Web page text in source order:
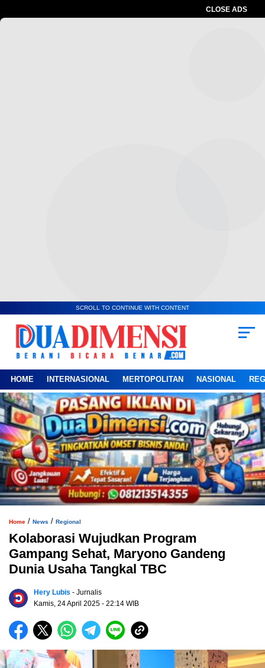
CLOSE ADS
SCROLL TO CONTINUE WITH CONTENT
HOME INTERNASIONAL MERTOPOLITAN NASIONAL
Home / News / Regional
Kolaborasi Wujudkan Program
Gampang Sehat, Maryono Gandeng
Dunia Usaha Tangkal TBC
Hery Lubis - Jurnalis
Kamis, 24 April 2025 - 22:14 WIB